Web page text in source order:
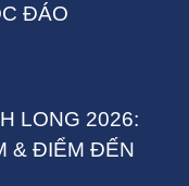
ĐÁO
LONG 2026:
& ĐIỂM ĐẾN